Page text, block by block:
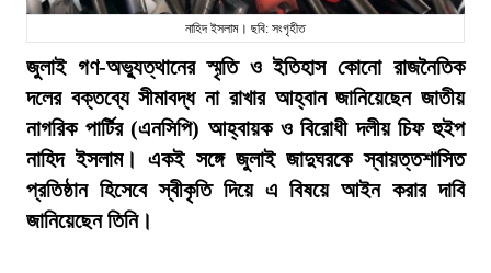
নাহিদ ইসলাম। ছবি: সংগৃহীত
জুলাই গণ-অভ্যুত্থানের স্মৃতি ও ইতিহাস কোনো রাজনৈতিক
দলের বক্তব্যে সীমাবদ্ধ না রাখার আহ্বান জানিয়েছেন জাতীয়
নাগরিক পার্টির (এনসিপি) আহ্বায়ক ও বিরোধী দলীয় চিফ হুইপ
নাহিদ ইসলাম। একই সঙ্গে জুলাই জাদুঘরকে স্বায়ত্তশাসিত
প্রতিষ্ঠান হিসেবে স্বীকৃতি দিয়ে এ বিষয়ে আইন করার দাবি
জানিয়েছেন তিনি।